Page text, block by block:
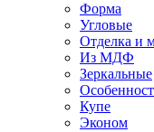
Форма
Угловые
Отделка и
Из МДФ
Зеркальные
Купе
Эконом